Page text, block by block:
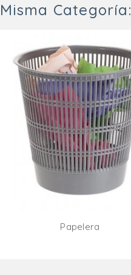
Categoría:
Papelera